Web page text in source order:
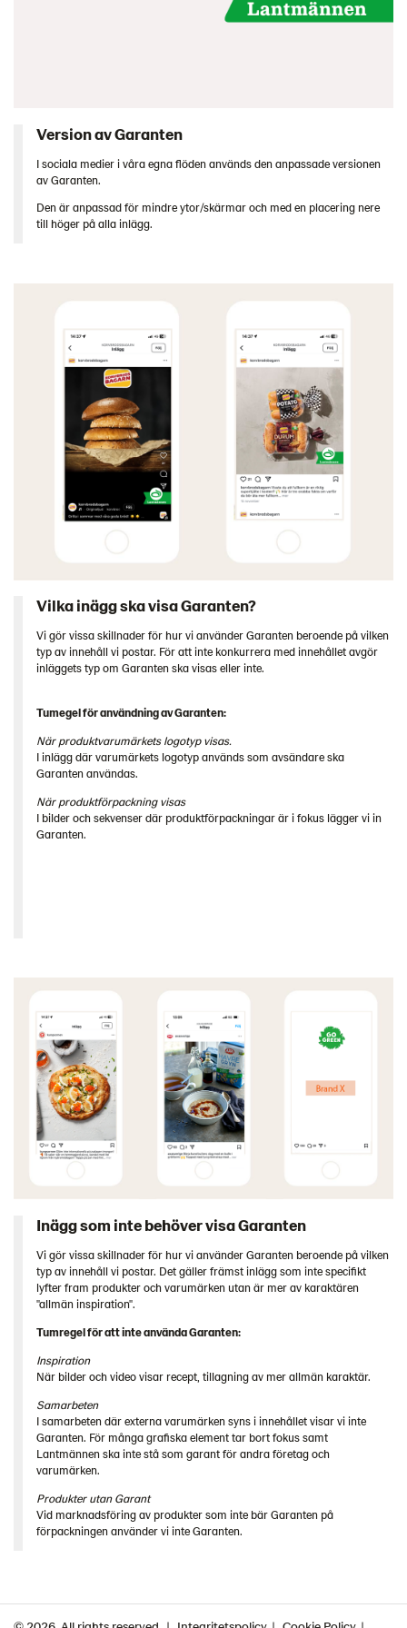
Version av Garanten
I sociala medier i våra egna flöden används den anpassade versionen
av Garanten.
Den är anpassad för mindre ytor/skärmar och med en placering nere
till höger på alla inlägg.
Vilka inägg ska visa Garanten?
Vi gör vissa skillnader för hur vi använder Garanten beroende på vilken
typ av innehåll vi postar. För att inte konkurrera med innehållet avgör
inläggets typ om Garanten ska visas eller inte.
Tumegel för användning av Garanten:
När produktvarumärkets logotyp visas.
I inlägg där varumärkets logotyp används som avsändare ska
Garanten användas.
När produktförpackning visas
I bilder och sekvenser där produktförpackningar är i fokus lägger vi in
Garanten.
Inägg som inte behöver visa Garanten
Vi gör vissa skillnader för hur vi använder Garanten beroende på vilken
typ av innehåll vi postar. Det gäller främst inlägg som inte specifikt
lyfter fram produkter och varumärken utan är mer av karaktären
"allmän inspiration".
Tumregel för att inte använda Garanten:
Inspiration
När bilder och video visar recept, tillagning av mer allmän karaktär.
Samarbeten
I samarbeten där externa varumärken syns i innehållet visar vi inte
Garanten. För många grafiska element tar bort fokus samt
Lantmännen ska inte stå som garant för andra företag och
varumärken.
Produkter utan Garant
Vid marknadsföring av produkter som inte bär Garanten på
förpackningen använder vi inte Garanten.